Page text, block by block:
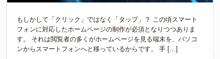
もしかして「クリック」ではなく「タップ」？ この頃スマート
フォンに対応したホームページの制作が必須となりつつありま
す。 それは閲覧者の多くがホームページを見る端末を、パソコ
ンからスマートフォンへと移っているからです。 手 […]